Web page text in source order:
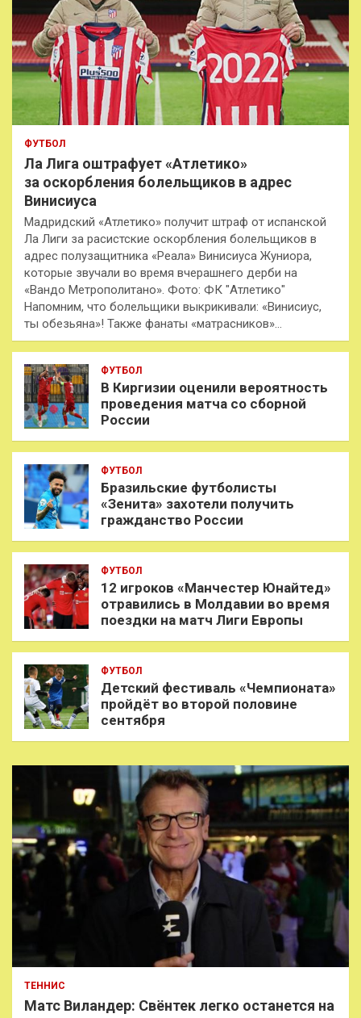
ФУТБОЛ
Ла Лига оштрафует «Атлетико»
за оскорбления болельщиков в адрес
Винисиуса
Мадридский «Атлетико» получит штраф от испанской
Ла Лиги за расистские оскорбления болельщиков в
адрес полузащитника «Реала» Винисиуса Жуниора,
которые звучали во время вчерашнего дерби на
«Вандо Метрополитано». Фото: ФК "Атлетико"
Напомним, что болельщики выкрикивали: «Винисиус,
ты обезьяна»! Также фанаты «матрасников»…
ФУТБОЛ
В Киргизии оценили вероятность
проведения матча со сборной
России
ФУТБОЛ
Бразильские футболисты
«Зенита» захотели получить
гражданство России
ФУТБОЛ
12 игроков «Манчестер Юнайтед»
отравились в Молдавии во время
поездки на матч Лиги Европы
ФУТБОЛ
Детский фестиваль «Чемпионата»
пройдёт во второй половине
сентября
ТЕННИС
Матс Виландер: Свёнтек легко останется на